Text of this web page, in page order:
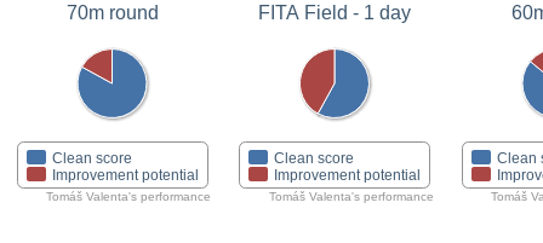
70m round
Clean score
Improvement potential
Tomáš Valenta's performance
FITA Field - 1 day
Clean score
Improvement potential
Tomáš Valenta's performance
Clean
Tomáš